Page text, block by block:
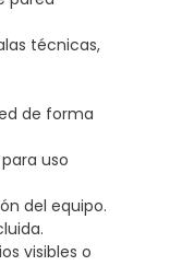
técnicas,
de forma
uso
del equipo.
visibles o